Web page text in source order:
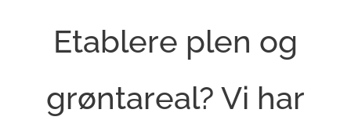
Etablere plen og
grøntareal? Vi har